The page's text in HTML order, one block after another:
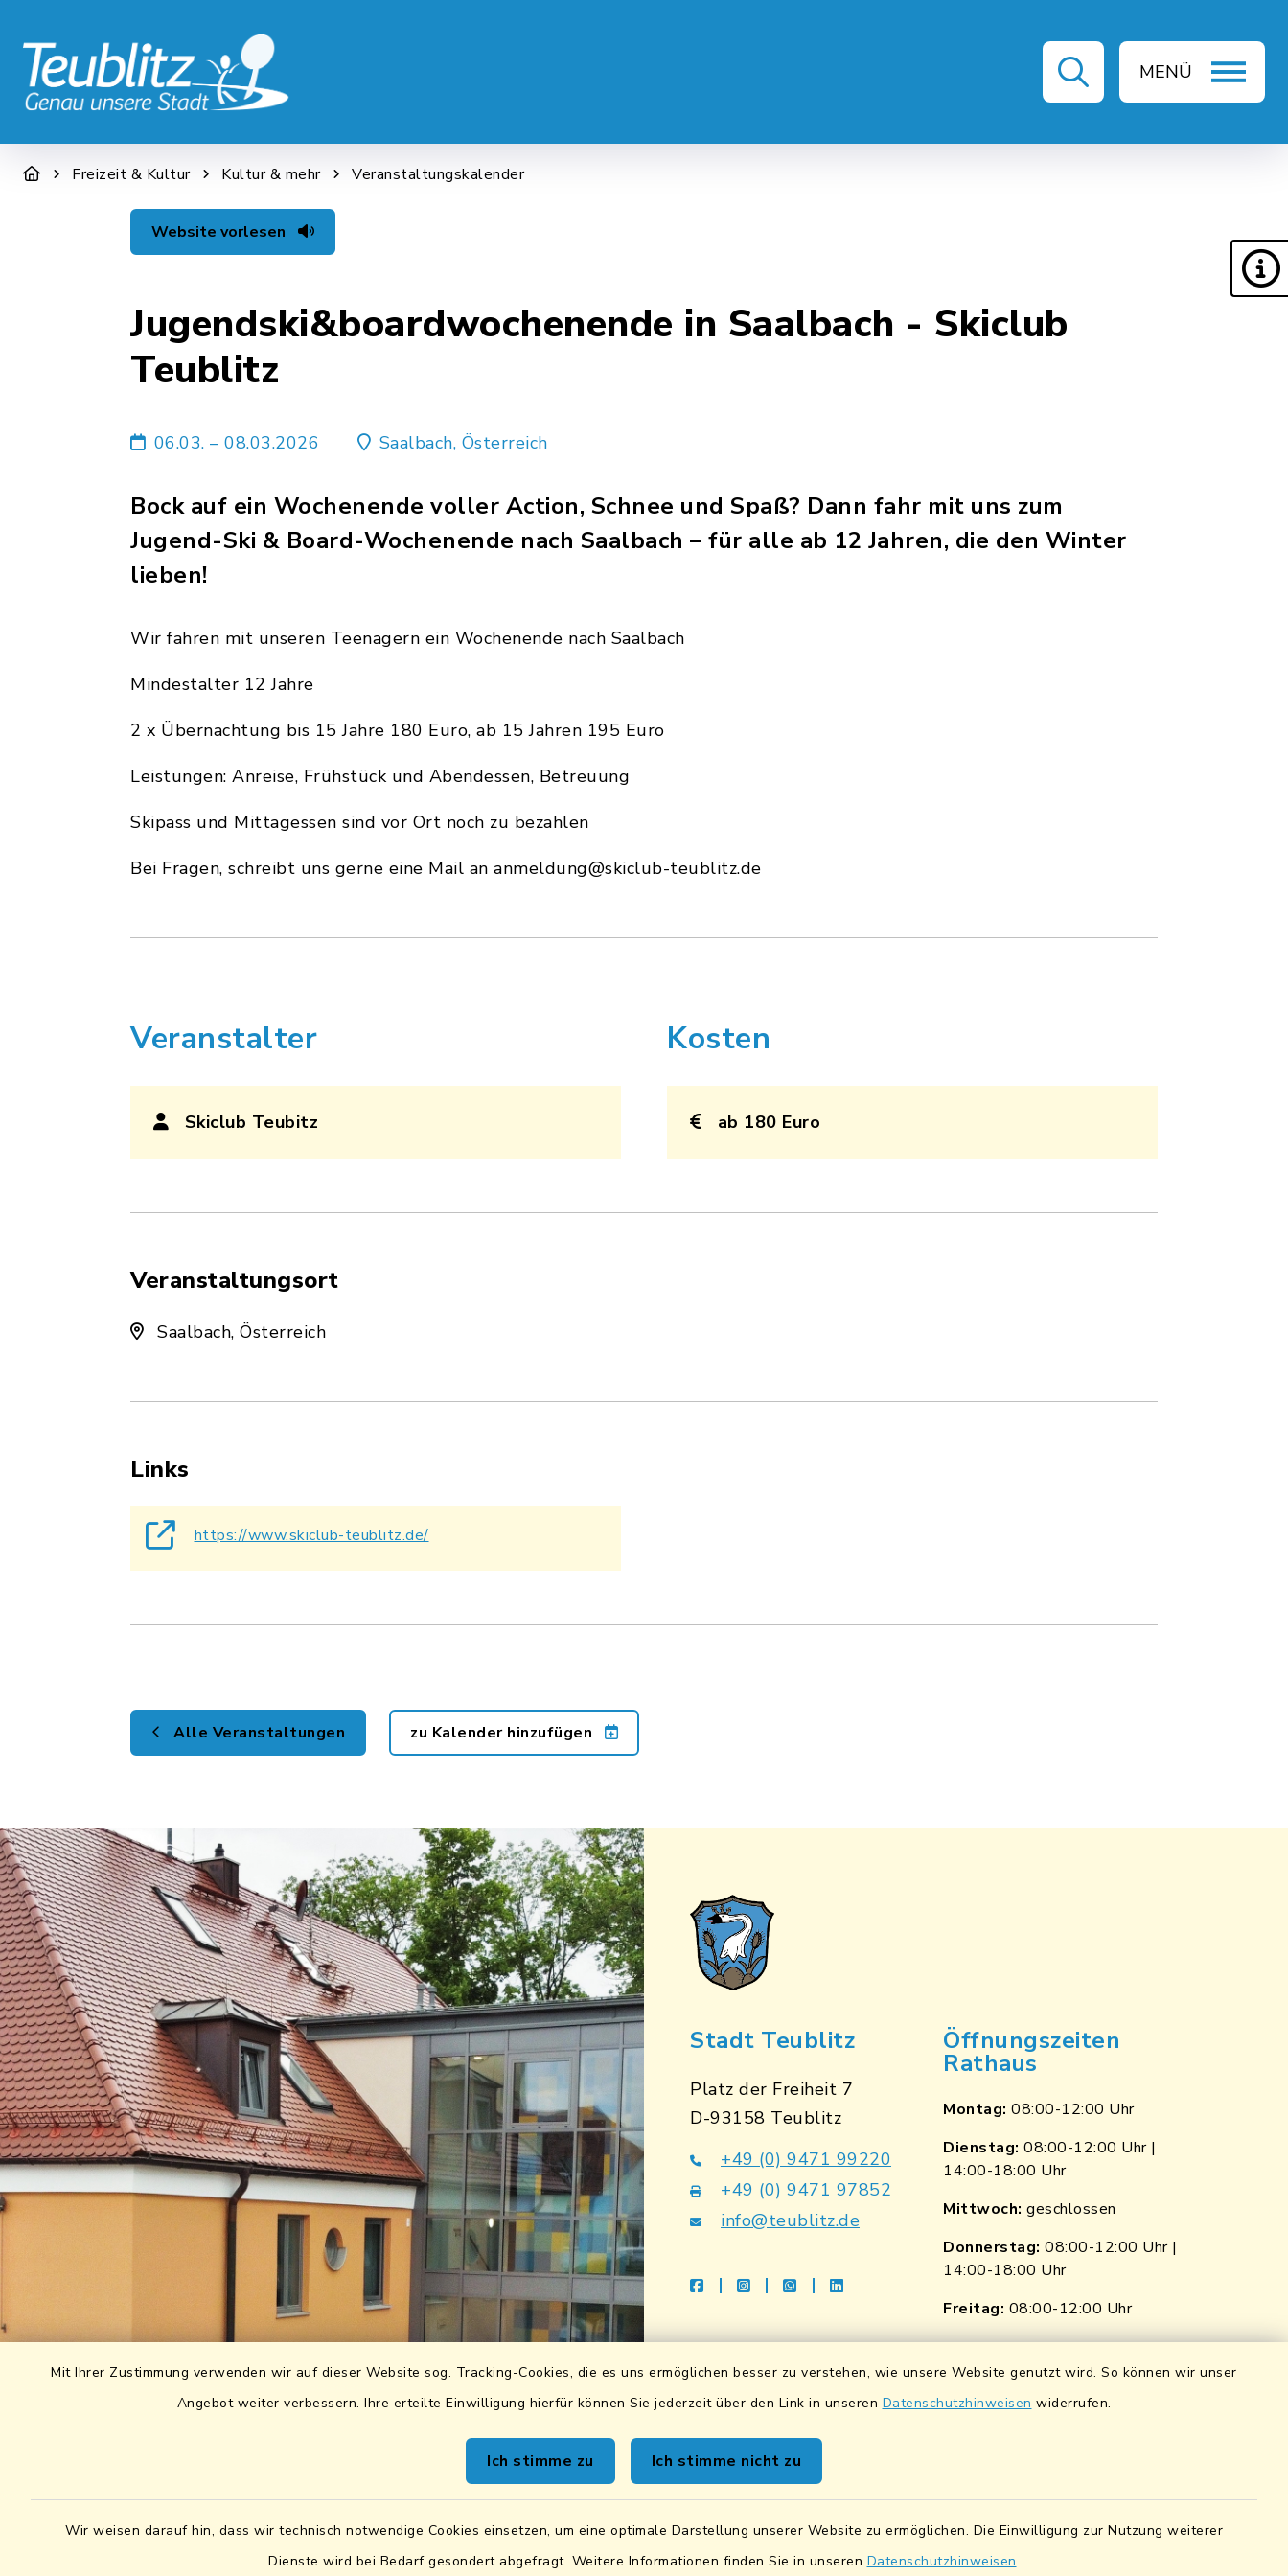
Mit Ihrer Zustimmung verwenden wir auf dieser Website sog. Tracking-Cookies, die es uns ermöglichen besser zu verstehen, wie unsere Website genutzt wird. So können wir unser
Angebot weiter verbessern. Ihre erteilte Einwilligung hierfür können Sie jederzeit über den Link in unseren Datenschutzhinweisen widerrufen.
Ich stimme zu Ich stimme nicht zu
Wir weisen darauf hin, dass wir technisch notwendige Cookies einsetzen, um eine optimale Darstellung unserer Website zu ermöglichen. Die Einwilligung zur Nutzung weiterer
Dienste wird bei Bedarf gesondert abgefragt. Weitere Informationen finden Sie in unseren Datenschutzhinweisen.
MENÜ
STADT & WIRTSCHAFT RATHAUS & SERVICE LEBEN & ALLTAG FREIZEIT & KULTUR
Freizeit & Kultur Kultur & mehr Veranstaltungskalender
Website vorlesen
Jugendski&boardwochenende in Saalbach - Skiclub
Teublitz
06.03. – 08.03.2026 Saalbach, Österreich
Bock auf ein Wochenende voller Action, Schnee und Spaß? Dann fahr mit uns zum
Jugend-Ski & Board-Wochenende nach Saalbach – für alle ab 12 Jahren, die den Winter
lieben!
Wir fahren mit unseren Teenagern ein Wochenende nach Saalbach
Mindestalter 12 Jahre
2 x Übernachtung bis 15 Jahre 180 Euro, ab 15 Jahren 195 Euro
Leistungen: Anreise, Frühstück und Abendessen, Betreuung
Skipass und Mittagessen sind vor Ort noch zu bezahlen
Bei Fragen, schreibt uns gerne eine Mail an anmeldung@skiclub-teublitz.de
Veranstalter
Skiclub Teubitz
Kosten
ab 180 Euro
Veranstaltungsort
Saalbach, Österreich
Links
https://www.skiclub-teublitz.de/
Alle Veranstaltungen zu Kalender hinzufügen
Stadt Teublitz
Platz der Freiheit 7
D-93158 Teublitz
+49 (0) 9471 99220
+49 (0) 9471 97852
info@teublitz.de
facebookinstagramwhatsapplinkedin
Öffnungszeiten
Rathaus
Montag: 08:00-12:00 Uhr
Dienstag: 08:00-12:00 Uhr |
14:00-18:00 Uhr
Mittwoch: geschlossen
Donnerstag: 08:00-12:00 Uhr |
14:00-18:00 Uhr
Freitag: 08:00-12:00 Uhr
Bankverbindungen
Sparkasse Lkrs. Schwandorf
BIC: BYLADEM1SAD
VR Bank Mittlere Oberpfalz eG
DE87 7506 9171 0005 7041 38
BIC: GENODEF1SWD
Quicklinks
Wasserstände der Naab
Lokales Bündnis für Familien
Fairtrade-Towns